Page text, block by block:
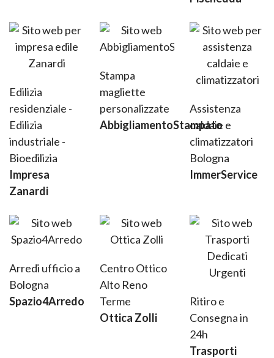
Edilizia
residenziale -
Edilizia
industriale -
Bioedilizia
Impresa
Zanardi
Stampa
magliette
personalizzate
AbbigliamentoStampato
Assistenza
caldaie e
climatizzatori
Bologna
ImmerService
Arredi ufficio a
Bologna
Spazio4Arredo
Centro Ottico
Alto Reno
Terme
Ottica Zolli
Ritiro e
Consegna in
24h
Trasporti